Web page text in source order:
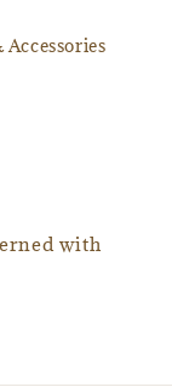
Accessories
with